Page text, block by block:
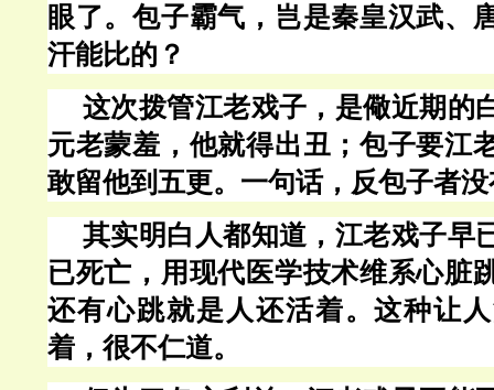
眼了。包子霸气，岂是秦皇汉武、
汗能比的？
这次拨管江老戏子，是儆近期的
元老蒙羞，他就得出丑；包子要江
敢留他到五更。一句话，反包子者
其实明白人都知道，江老戏子早
已死亡，用现代医学技术维系心脏
还有心跳就是人还活着。这种让
着，很不仁道。